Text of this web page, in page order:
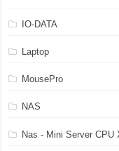
IO-DATA
Laptop
MousePro
NAS
Nas - Mini Server CPU